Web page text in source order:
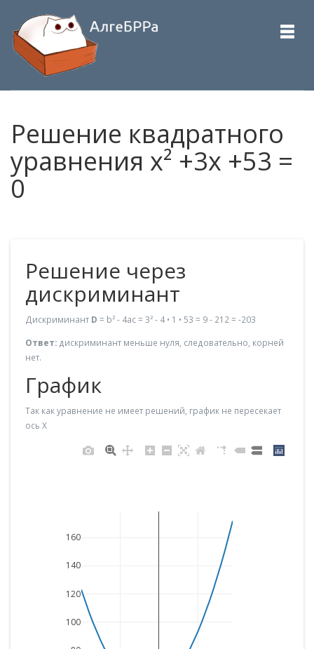
Решение квадратного
уравнения x² +3x +53 =
0
Решение через
дискриминант
Дискриминант D = b² - 4ac = 3² - 4 • 1 • 53 = 9 - 212 = -203
Ответ: дискриминант меньше нуля, следовательно, корней
нет.
График
Так как уравнение не имеет решений, график не пересекает
ось X
100
120
140
160